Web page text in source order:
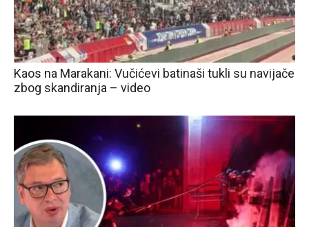
Kaos na Marakani: Vučićevi batinaši tukli su navijače
zbog skandiranja – video